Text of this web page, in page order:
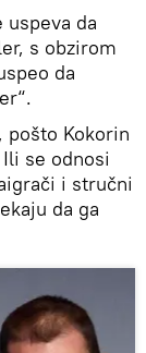
uspeva da
s obzirom
da
pošto Kokorin
se odnosi
i stručni
da ga